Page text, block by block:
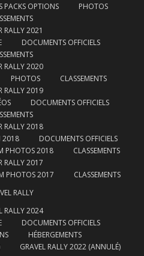
PACKS OPTIONS
PHOTOS
RALLY 2021
DOCUMENTS OFFICIELS
RALLY 2020
PHOTOS
CLASSEMENTS
RALLY 2019
DOCUMENTS OFFICIELS
RALLY 2018
2018
DOCUMENTS OFFICIELS
PHOTOS 2018
CLASSEMENTS
RALLY 2017
PHOTOS 2017
CLASSEMENTS
RALLY
RALLY 2024
DOCUMENTS OFFICIELS
HÉBERGEMENTS
GRAVEL RALLY 2022 (ANNULÉ)